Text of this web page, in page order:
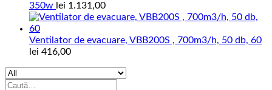
350w lei 1.131,00
Ventilator de evacuare, VBB200S , 700m3/h, 50 db, 60
lei 416,00
Caută